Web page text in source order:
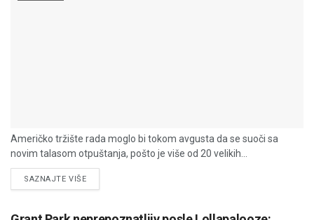
Američko tržište rada moglo bi tokom avgusta da se suoči sa
novim talasom otpuštanja, pošto je više od 20 velikih...
SAZNAJTE VIŠEDETAILS